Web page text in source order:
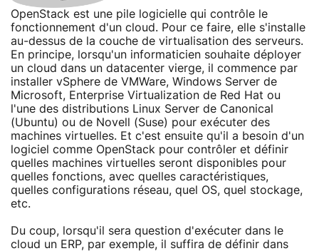
OpenStack est une pile logicielle qui contrôle le
fonctionnement d'un cloud. Pour ce faire, elle s'installe
au-dessus de la couche de virtualisation des serveurs.
En principe, lorsqu'un informaticien souhaite déployer
un cloud dans un datacenter vierge, il commence par
installer vSphere de VMWare, Windows Server de
Microsoft, Enterprise Virtualization de Red Hat ou
l'une des distributions Linux Server de Canonical
(Ubuntu) ou de Novell (Suse) pour exécuter des
machines virtuelles. Et c'est ensuite qu'il a besoin d'un
logiciel comme OpenStack pour contrôler et définir
quelles machines virtuelles seront disponibles pour
quelles fonctions, avec quelles caractéristiques,
quelles configurations réseau, quel OS, quel stockage,
etc.
Du coup, lorsqu'il sera question d'exécuter dans le
cloud un ERP, par exemple, il suffira de définir dans